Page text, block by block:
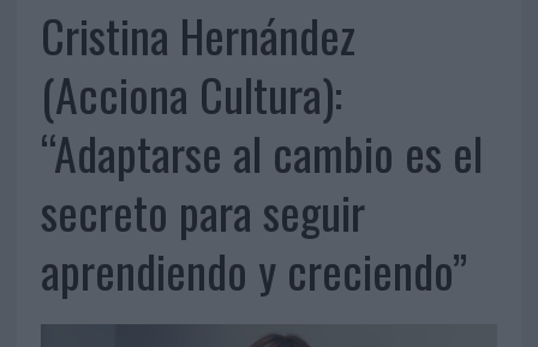
Cristina Hernández
(Acciona Cultura):
“Adaptarse al cambio es el
secreto para seguir
aprendiendo y creciendo”